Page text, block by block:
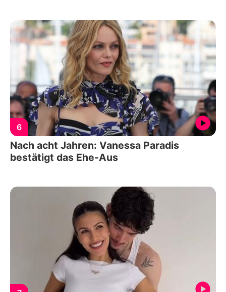
6
Nach acht Jahren: Vanessa Paradis
bestätigt das Ehe-Aus